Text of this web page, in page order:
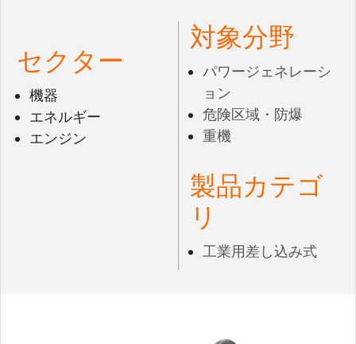
セクター
機器
エネルギー
エンジン
対象分野
パワージェネレーシ
ョン
危険区域・防爆
重機
製品カテゴ
リ
工業用差し込み式